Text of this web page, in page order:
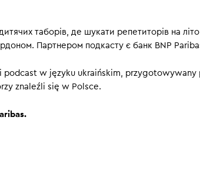
для українців, які опинилися в Польщі.
таборів, де шукати репетиторів на літо
Партнером подкасту є банк BNP
w języku ukraińskim, przygotowywany
znaleźli się w Polsce.